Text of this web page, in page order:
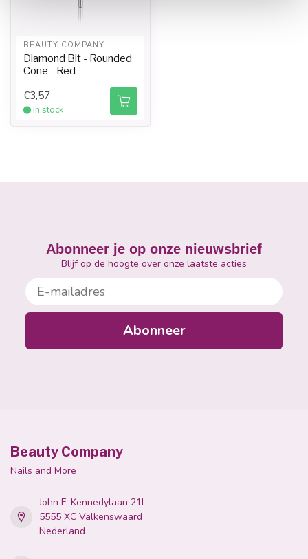
BEAUTY COMPANY
Diamond Bit - Rounded
Cone - Red
€3,57
In stock
Abonneer je op onze nieuwsbrief
Blijf op de hoogte over onze laatste acties
E-mailadres
Abonneer
Beauty Company
Nails and More
John F. Kennedylaan 21L
5555 XC Valkenswaard
Nederland